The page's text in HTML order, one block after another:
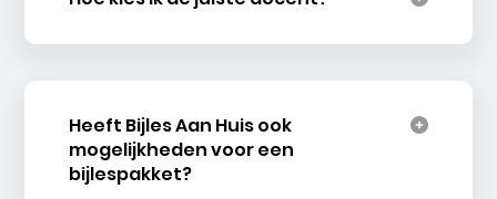
Heeft Bijles Aan Huis ook
mogelijkheden voor een
bijlespakket?